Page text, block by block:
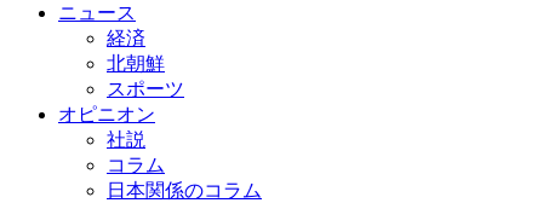
ニュース
経済
北朝鮮
スポーツ
オピニオン
社説
コラム
日本関係のコラム